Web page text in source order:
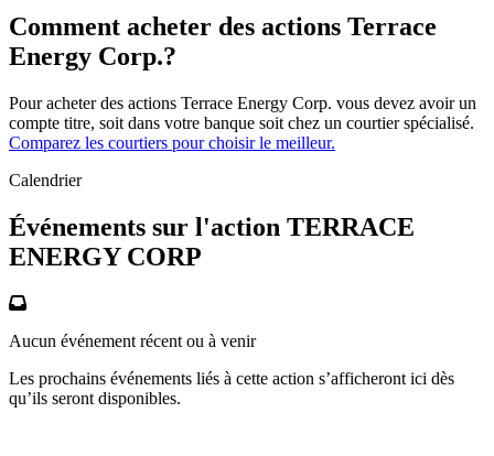
Comment acheter des actions Terrace
Energy Corp.?
Pour acheter des actions Terrace Energy Corp. vous devez avoir un
compte titre, soit dans votre banque soit chez un courtier spécialisé.
Comparez les courtiers pour choisir le meilleur.
Calendrier
Événements sur l'action TERRACE
ENERGY CORP
Aucun événement récent ou à venir
Les prochains événements liés à cette action s’afficheront ici dès
qu’ils seront disponibles.